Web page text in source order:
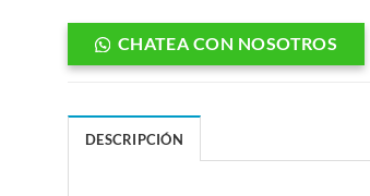
CHATEA CON NOSOTROS
DESCRIPCIÓN